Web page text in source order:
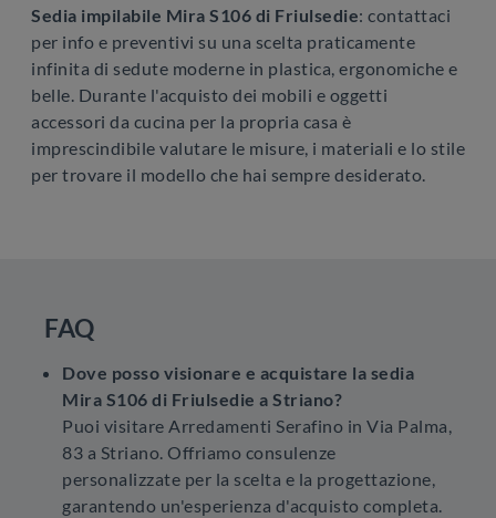
Sedia impilabile Mira S106 di Friulsedie: contattaci
per info e preventivi su una scelta praticamente
infinita di sedute moderne in plastica, ergonomiche e
belle. Durante l'acquisto dei mobili e oggetti
accessori da cucina per la propria casa è
imprescindibile valutare le misure, i materiali e lo stile
per trovare il modello che hai sempre desiderato.
FAQ
Dove posso visionare e acquistare la sedia
Mira S106 di Friulsedie a Striano?
Puoi visitare Arredamenti Serafino in Via Palma,
83 a Striano. Offriamo consulenze
personalizzate per la scelta e la progettazione,
garantendo un'esperienza d'acquisto completa.